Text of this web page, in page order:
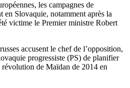
les campagnes de
en Slovaquie, notamment après la
victime le Premier ministre Robert
accusent le chef de l’opposition,
progressiste (PS) de planifier
de Maïdan de 2014 en